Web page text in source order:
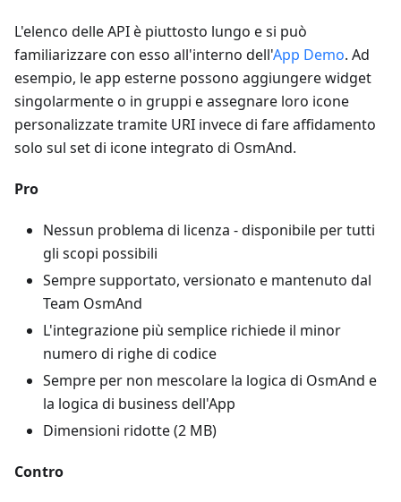
L'elenco delle API è piuttosto lungo e si può
familiarizzare con esso all'interno dell'App Demo. Ad
esempio, le app esterne possono aggiungere widget
singolarmente o in gruppi e assegnare loro icone
personalizzate tramite URI invece di fare affidamento
solo sul set di icone integrato di OsmAnd.
Pro
Nessun problema di licenza - disponibile per tutti
gli scopi possibili
Sempre supportato, versionato e mantenuto dal
Team OsmAnd
L'integrazione più semplice richiede il minor
numero di righe di codice
Sempre per non mescolare la logica di OsmAnd e
la logica di business dell'App
Dimensioni ridotte (2 MB)
Contro